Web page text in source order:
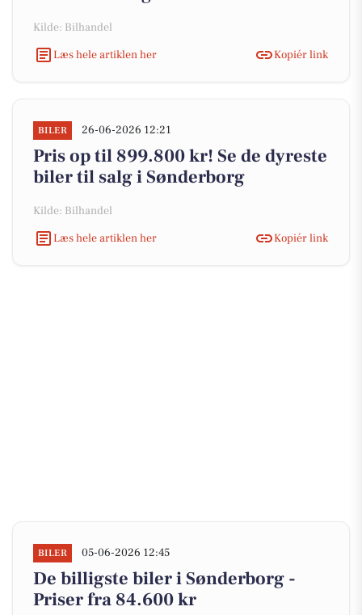
Kilde: Bilhandel
Læs hele artiklen her
Kopiér link
BILER 26-06-2026 12:21
Pris op til 899.800 kr! Se de dyreste
biler til salg i Sønderborg
Kilde: Bilhandel
Læs hele artiklen her
Kopiér link
BILER 05-06-2026 12:45
De billigste biler i Sønderborg -
Priser fra 84.600 kr